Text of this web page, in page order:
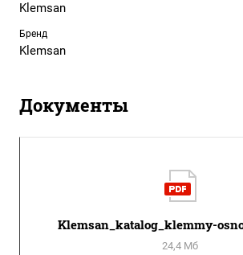
Klemsan
Бренд
Klemsan
Документы
Klemsan_katalog_klemmy-
24,4 Мб